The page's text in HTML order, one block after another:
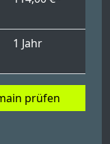
1 Jahr
prüfen